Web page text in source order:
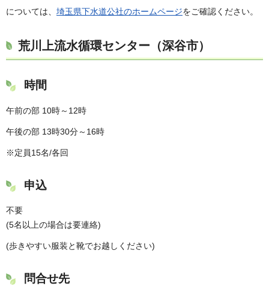
については、 埼玉県下水道公社のホームページをご確認ください。
荒川上流水循環センター（深谷市）
時間
午前の部 10時～12時
午後の部 13時30分～16時
※定員15名/各回
申込
不要
(5名以上の場合は要連絡)
(歩きやすい服装と靴でお越しください)
問合せ先